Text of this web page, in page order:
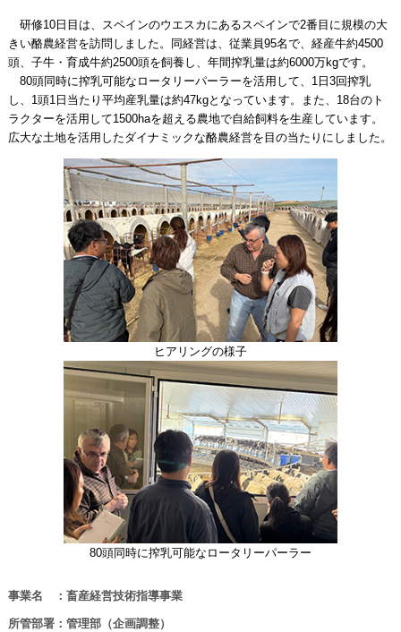
研修10日目は、スペインのウエスカにあるスペインで2番目に規模の大
きい酪農経営を訪問しました。同経営は、従業員95名で、経産牛約4500
頭、子牛・育成牛約2500頭を飼養し、年間搾乳量は約6000万kgです。
80頭同時に搾乳可能なロータリーパーラーを活用して、1日3回搾乳
し、1頭1日当たり平均産乳量は約47kgとなっています。また、18台のト
ラクターを活用して1500haを超える農地で自給飼料を生産しています。
広大な土地を活用したダイナミックな酪農経営を目の当たりにしました。
ヒアリングの様子
80頭同時に搾乳可能なロータリーパーラー
事業名 ：畜産経営技術指導事業
所管部署：管理部（企画調整）